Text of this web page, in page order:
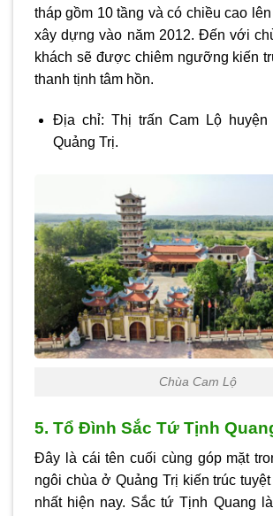
tháp gồm 10 tầng và có chiều cao
xây dựng vào năm 2012. Đến với
khách sẽ được chiêm ngưỡng kiến
thanh tịnh tâm hồn.
Địa chỉ: Thị trấn Cam Lộ huyện
Quảng Trị.
Chùa Cam Lộ
5. Tổ Đình Sắc Tứ Tịnh
Đây là cái tên cuối cùng góp mặt
ngôi chùa ở Quảng Trị kiến trúc
nhất hiện nay. Sắc tứ Tịnh Quang